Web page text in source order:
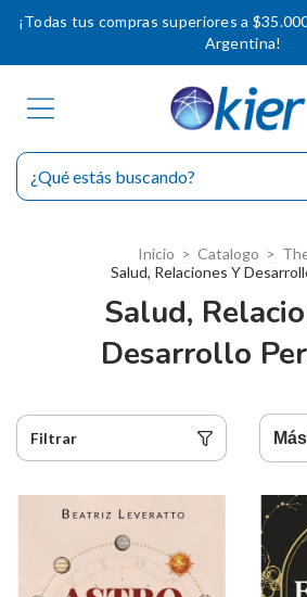
¡Todas tus compras superiores a
Argentina!
Inicio > Catalogo >
Salud, Relaciones Y
Salud,
Desarrollo
Filtrar